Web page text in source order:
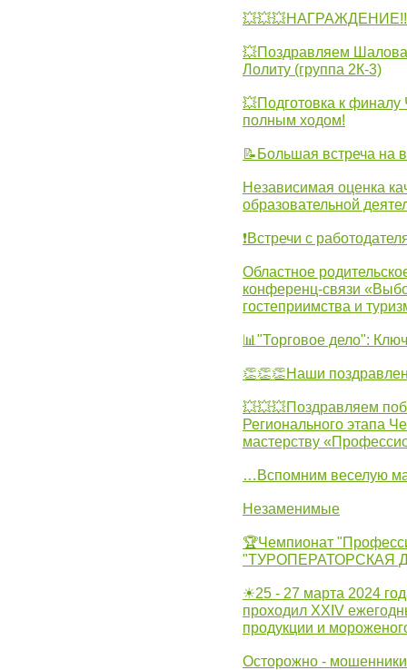
💥Поздравляем
Лолиту (группа 2К-3)
💥Подготовка к
полным ходом!
📝Большая встреча на
Независимая оценка
образовательной
❗Встречи с
Областное
конференц-связи
гостеприимства и
📊"Торговое дело":
👏👏👏Наши
💥💥💥Поздравляем
Регионального этапа
мастерству
…Вспомним веселую
Незаменимые
🏆Чемпионат
"ТУРОПЕРАТОРСКАЯ
☀25 - 27 марта 2024
проходил XXIV
продукции и
Осторожно -